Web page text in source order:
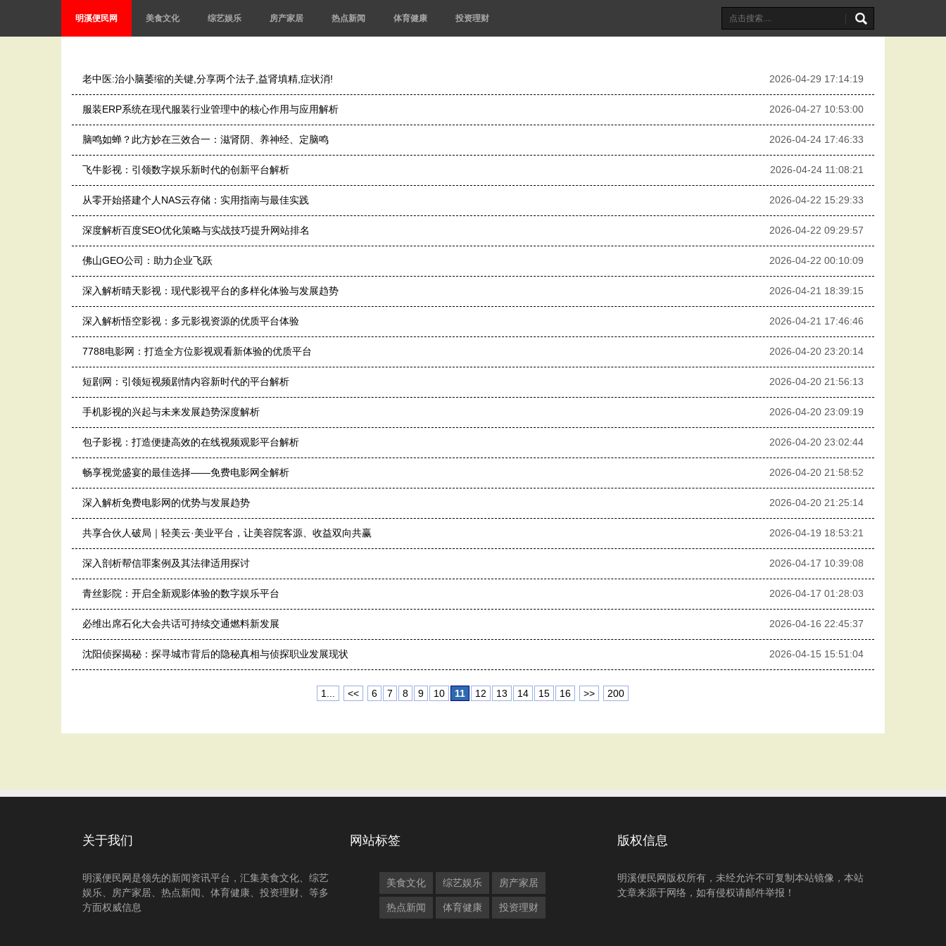
明溪便民网 美食文化 综艺娱乐 房产家居 热点新闻 体育健康 投资理财
老中医:治小脑萎缩的关键,分享两个法子,益肾填精,症状消! 2026-04-29 17:14:19
服装ERP系统在现代服装行业管理中的核心作用与应用解析 2026-04-27 10:53:00
脑鸣如蝉？此方妙在三效合一：滋肾阴、养神经、定脑鸣 2026-04-24 17:46:33
飞牛影视：引领数字娱乐新时代的创新平台解析 2026-04-24 11:08:21
从零开始搭建个人NAS云存储：实用指南与最佳实践 2026-04-22 15:29:33
深度解析百度SEO优化策略与实战技巧提升网站排名 2026-04-22 09:29:57
佛山GEO公司：助力企业飞跃 2026-04-22 00:10:09
深入解析晴天影视：现代影视平台的多样化体验与发展趋势 2026-04-21 18:39:15
深入解析悟空影视：多元影视资源的优质平台体验 2026-04-21 17:46:46
7788电影网：打造全方位影视观看新体验的优质平台 2026-04-20 23:20:14
短剧网：引领短视频剧情内容新时代的平台解析 2026-04-20 21:56:13
手机影视的兴起与未来发展趋势深度解析 2026-04-20 23:09:19
包子影视：打造便捷高效的在线视频观影平台解析 2026-04-20 23:02:44
畅享视觉盛宴的最佳选择——免费电影网全解析 2026-04-20 21:58:52
深入解析免费电影网的优势与发展趋势 2026-04-20 21:25:14
共享合伙人破局｜轻美云·美业平台，让美容院客源、收益双向共赢 2026-04-19 18:53:21
深入剖析帮信罪案例及其法律适用探讨 2026-04-17 10:39:08
青丝影院：开启全新观影体验的数字娱乐平台 2026-04-17 01:28:03
必维出席石化大会共话可持续交通燃料新发展 2026-04-16 22:45:37
沈阳侦探揭秘：探寻城市背后的隐秘真相与侦探职业发展现状 2026-04-15 15:51:04
1... << 6 7 8 9 10 11 12 13 14 15 16 >> 200
关于我们
明溪便民网是领先的新闻资讯平台，汇集美食文化、综艺
娱乐、房产家居、热点新闻、体育健康、投资理财、等多
方面权威信息
网站标签
美食文化 综艺娱乐 房产家居
热点新闻 体育健康 投资理财
版权信息
明溪便民网版权所有，未经允许不可复制本站镜像，本站
文章来源于网络，如有侵权请邮件举报！